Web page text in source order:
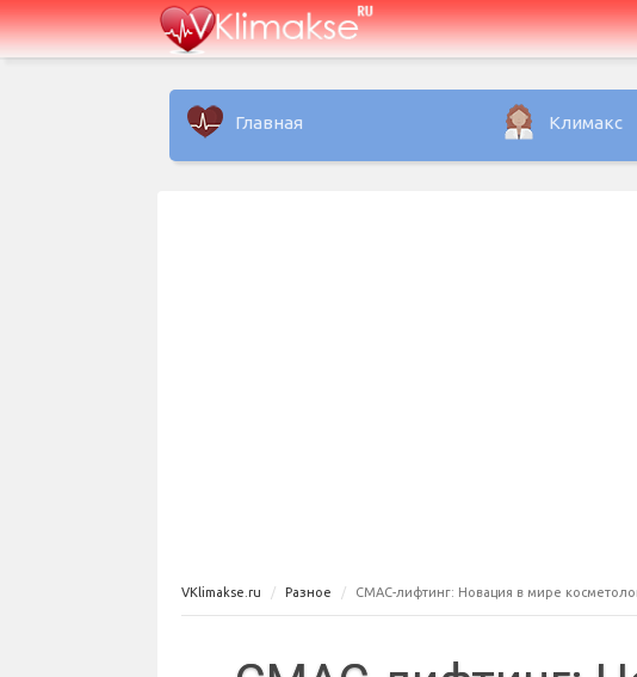
Главная Климакс
VKlimakse.ru Разное СМАС-лифтинг: Новация в мире